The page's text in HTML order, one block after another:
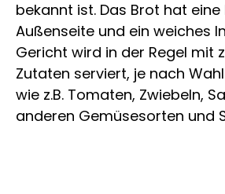
bekannt ist. Das Brot hat
Außenseite und ein weiches
Gericht wird in der Regel mit
Zutaten serviert, je nach
wie z.B. Tomaten, Zwiebeln,
anderen Gemüsesorten und